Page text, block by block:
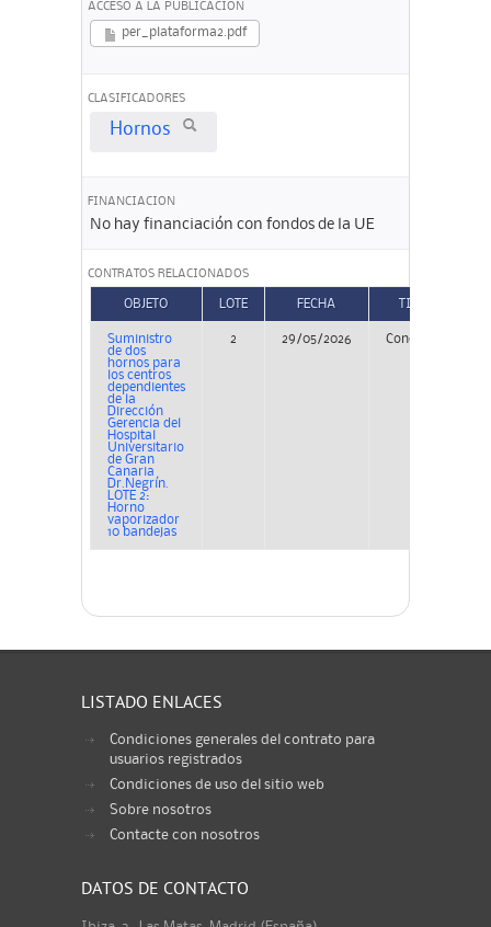
ACCESO A LA PUBLICACION
per_plataforma2.pdf
CLASIFICADORES
Hornos
FINANCIACION
No hay financiación con fondos de la UE
CONTRATOS RELACIONADOS
OBJETO LOTE FECHA TIPO
Suministro
de dos
hornos para
los centros
dependientes
de la
Dirección
Gerencia del
Hospital
Universitario
de Gran
Canaria
Dr.Negrín.
LOTE 2:
Horno
vaporizador
10 bandejas
2 29/05/2026 Concurso
LISTADO ENLACES
Condiciones generales del contrato para
usuarios registrados
Condiciones de uso del sitio web
Sobre nosotros
Contacte con nosotros
DATOS DE CONTACTO